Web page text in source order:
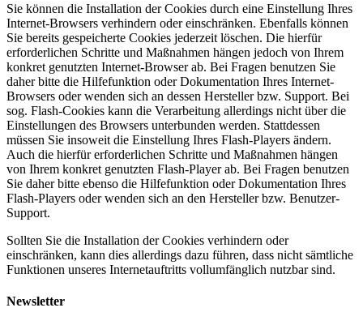
Sie können die Installation der Cookies durch eine Einstellung Ihres
Internet-Browsers verhindern oder einschränken. Ebenfalls können
Sie bereits gespeicherte Cookies jederzeit löschen. Die hierfür
erforderlichen Schritte und Maßnahmen hängen jedoch von Ihrem
konkret genutzten Internet-Browser ab. Bei Fragen benutzen Sie
daher bitte die Hilfefunktion oder Dokumentation Ihres Internet-
Browsers oder wenden sich an dessen Hersteller bzw. Support. Bei
sog. Flash-Cookies kann die Verarbeitung allerdings nicht über die
Einstellungen des Browsers unterbunden werden. Stattdessen
müssen Sie insoweit die Einstellung Ihres Flash-Players ändern.
Auch die hierfür erforderlichen Schritte und Maßnahmen hängen
von Ihrem konkret genutzten Flash-Player ab. Bei Fragen benutzen
Sie daher bitte ebenso die Hilfefunktion oder Dokumentation Ihres
Flash-Players oder wenden sich an den Hersteller bzw. Benutzer-
Support.
Sollten Sie die Installation der Cookies verhindern oder
einschränken, kann dies allerdings dazu führen, dass nicht sämtliche
Funktionen unseres Internetauftritts vollumfänglich nutzbar sind.
Newsletter